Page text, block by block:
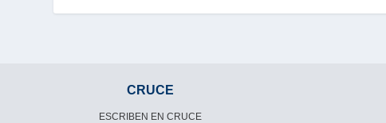
CRUCE
ESCRIBEN EN CRUCE